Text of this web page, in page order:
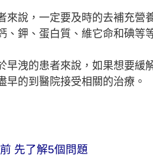
來說，一定要及時的去補充營
、鉀、蛋白質、維它命和碘等
早洩的患者來說，如果想要緩
早的到醫院接受相關的治療。
先了解5個問題